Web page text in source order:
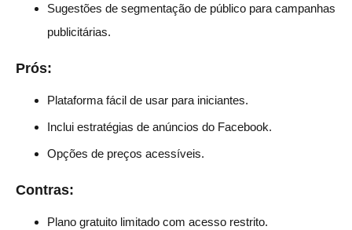
Sugestões de segmentação de público para campanhas
publicitárias.
Prós:
Plataforma fácil de usar para iniciantes.
Inclui estratégias de anúncios do Facebook.
Opções de preços acessíveis.
Contras:
Plano gratuito limitado com acesso restrito.